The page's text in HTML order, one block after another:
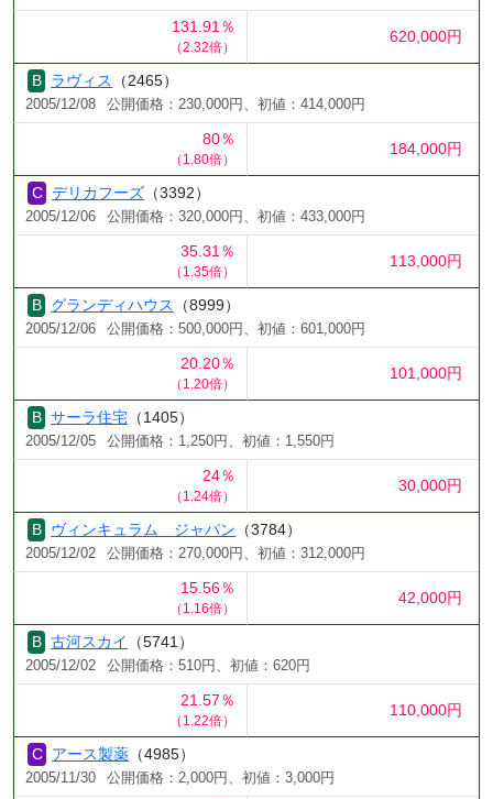
131.91％
（2.32倍）
620,000円
ラヴィス （2465）
2005/12/08 公開価格：230,000円、初値：414,000円
80％
（1.80倍）
184,000円
デリカフーズ （3392）
2005/12/06 公開価格：320,000円、初値：433,000円
35.31％
（1.35倍）
113,000円
グランディハウス （8999）
2005/12/06 公開価格：500,000円、初値：601,000円
20.20％
（1.20倍）
101,000円
サーラ住宅 （1405）
2005/12/05 公開価格：1,250円、初値：1,550円
24％
（1.24倍）
30,000円
ヴィンキュラム ジャパン （3784）
2005/12/02 公開価格：270,000円、初値：312,000円
15.56％
（1.16倍）
42,000円
古河スカイ （5741）
2005/12/02 公開価格：510円、初値：620円
21.57％
（1.22倍）
110,000円
アース製薬 （4985）
2005/11/30 公開価格：2,000円、初値：3,000円